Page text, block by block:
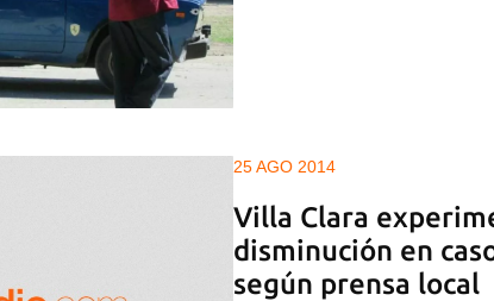
25 AGO 2014
Villa Clara
disminución en
según prensa local